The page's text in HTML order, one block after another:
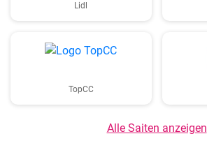
Lidl
TopCC
Alle Saiten anzeigen